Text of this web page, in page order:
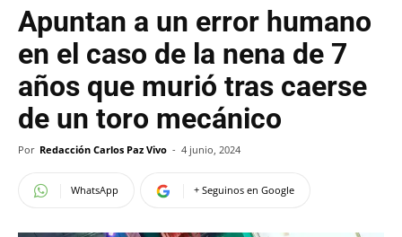
Apuntan a un error humano
en el caso de la nena de 7
años que murió tras caerse
de un toro mecánico
Por Redacción Carlos Paz Vivo - 4 junio, 2024
WhatsApp + Seguinos en Google